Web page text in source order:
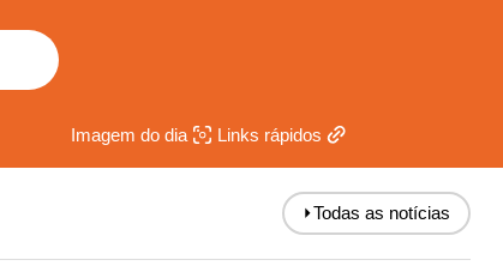
Imagem do dia Links rápidos
⏵Todas as notícias